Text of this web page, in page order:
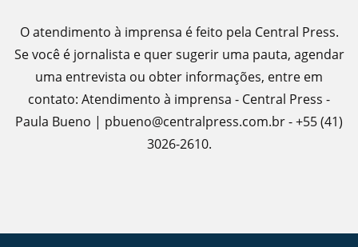
O atendimento à imprensa é feito pela Central Press.
Se você é jornalista e quer sugerir uma pauta, agendar
uma entrevista ou obter informações, entre em
contato: Atendimento à imprensa - Central Press -
Paula Bueno | pbueno@centralpress.com.br - +55 (41)
3026-2610.